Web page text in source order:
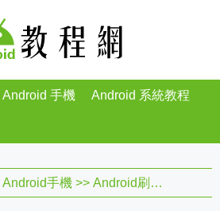
Android 手機 Android 系統教程
Android手機 >> Android刷機教程